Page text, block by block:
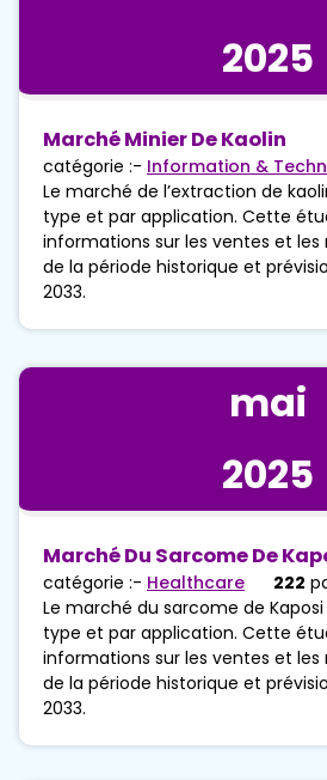
2025
Marché Minier De Kaolin
catégorie :- Information &
Le marché de l’extraction de
type et par application. Cette
informations sur les ventes et les
de la période historique et
2033.
mai
2025
Marché Du Sarcome De
catégorie :- Healthcare 222
Le marché du sarcome de
type et par application. Cette
informations sur les ventes et les
de la période historique et
2033.